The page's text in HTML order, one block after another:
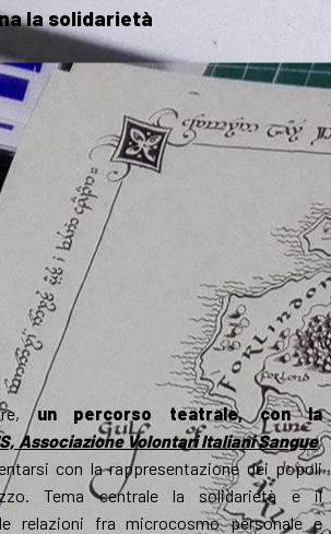
la solidarietà
un percorso teatrale, con la
Associazione Volontari Italiani Sangue,
con la rappresentazione dei popoli
Tema centrale la solidarietà e il
relazioni fra microcosmo personale e